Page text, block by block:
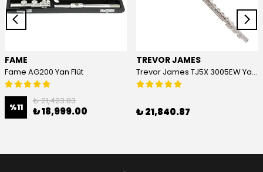
FAME
Fame AG200 Yan Flüt
%11
₺ 21,423.83
₺ 18,999.00
TREVOR JAMES
Trevor James TJ5X 3005EW Yan Flüt
₺ 21,840.87